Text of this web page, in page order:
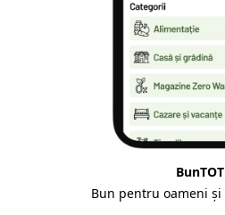
BunTOT
Bun pentru oameni